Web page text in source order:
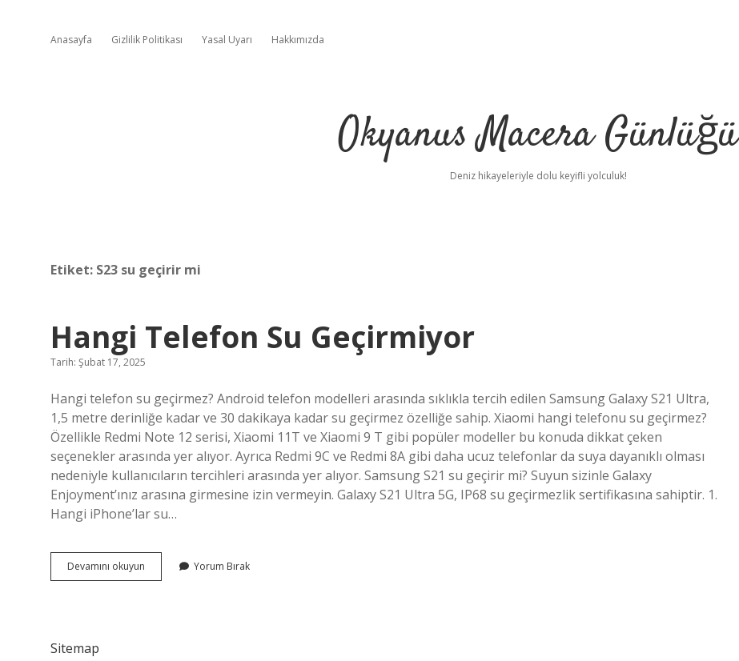
Anasayfa Gizlilik Politikası Yasal Uyarı Hakkımızda
Okyanus Macera Günlüğü
Deniz hikayeleriyle dolu keyifli yolculuk!
Etiket: S23 su geçirir mi
Hangi Telefon Su Geçirmiyor
Tarih: Şubat 17, 2025
Hangi telefon su geçirmez? Android telefon modelleri arasında sıklıkla tercih edilen Samsung Galaxy S21 Ultra,
1,5 metre derinliğe kadar ve 30 dakikaya kadar su geçirmez özelliğe sahip. Xiaomi hangi telefonu su geçirmez?
Özellikle Redmi Note 12 serisi, Xiaomi 11T ve Xiaomi 9 T gibi popüler modeller bu konuda dikkat çeken
seçenekler arasında yer alıyor. Ayrıca Redmi 9C ve Redmi 8A gibi daha ucuz telefonlar da suya dayanıklı olması
nedeniyle kullanıcıların tercihleri ​​arasında yer alıyor. Samsung S21 su geçirir mi? Suyun sizinle Galaxy
Enjoyment’ınız arasına girmesine izin vermeyin. Galaxy S21 Ultra 5G, IP68 su geçirmezlik sertifikasına sahiptir. 1.
Hangi iPhone’lar su…
Devamını okuyun
Telefon
Yorum Bırak
Sitemap